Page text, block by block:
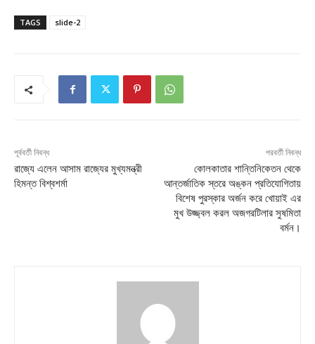
TAGS slide-2
পূর্ববর্তী নিবন্ধ
রাজ্যে এলেন আসাম রাজ্যের মুখ্যমন্ত্রী
হিমন্ত বিশ্বশর্মা
পরবর্তী নিবন্ধ
কোলকাতার শান্তিনিকেতন থেকে
আন্তর্জাতিক স্তরে অঙ্কন প্রতিযোগিতায়
বিশেষ পুরস্কার অর্জন করে খোয়াই এর
মুখ উজ্জ্বল করল অজগরটিলার সুষমিতা
বর্মন।